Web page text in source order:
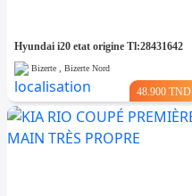
Hyundai i20 etat origine Tl:28431642
Bizerte , Bizerte Nord
48.900 TND